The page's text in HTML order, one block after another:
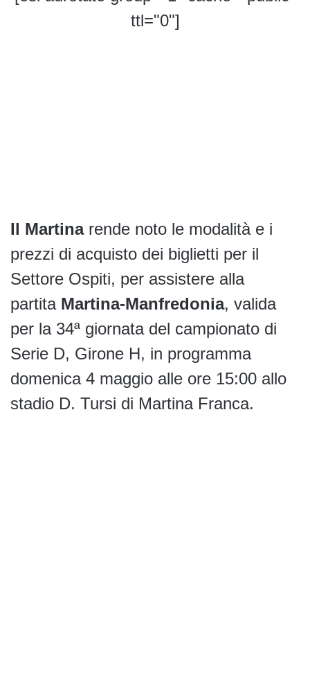
ttl="0"]
Il Martinarende noto le modalità e i
prezzi di acquisto dei biglietti per il
Settore Ospiti, per assistere alla
partita Martina-Manfredonia, valida
per la 34ª giornata del campionato di
Serie D, Girone H, in programma
domenica 4 maggio alle ore 15:00 allo
stadio D. Tursi di Martina Franca.